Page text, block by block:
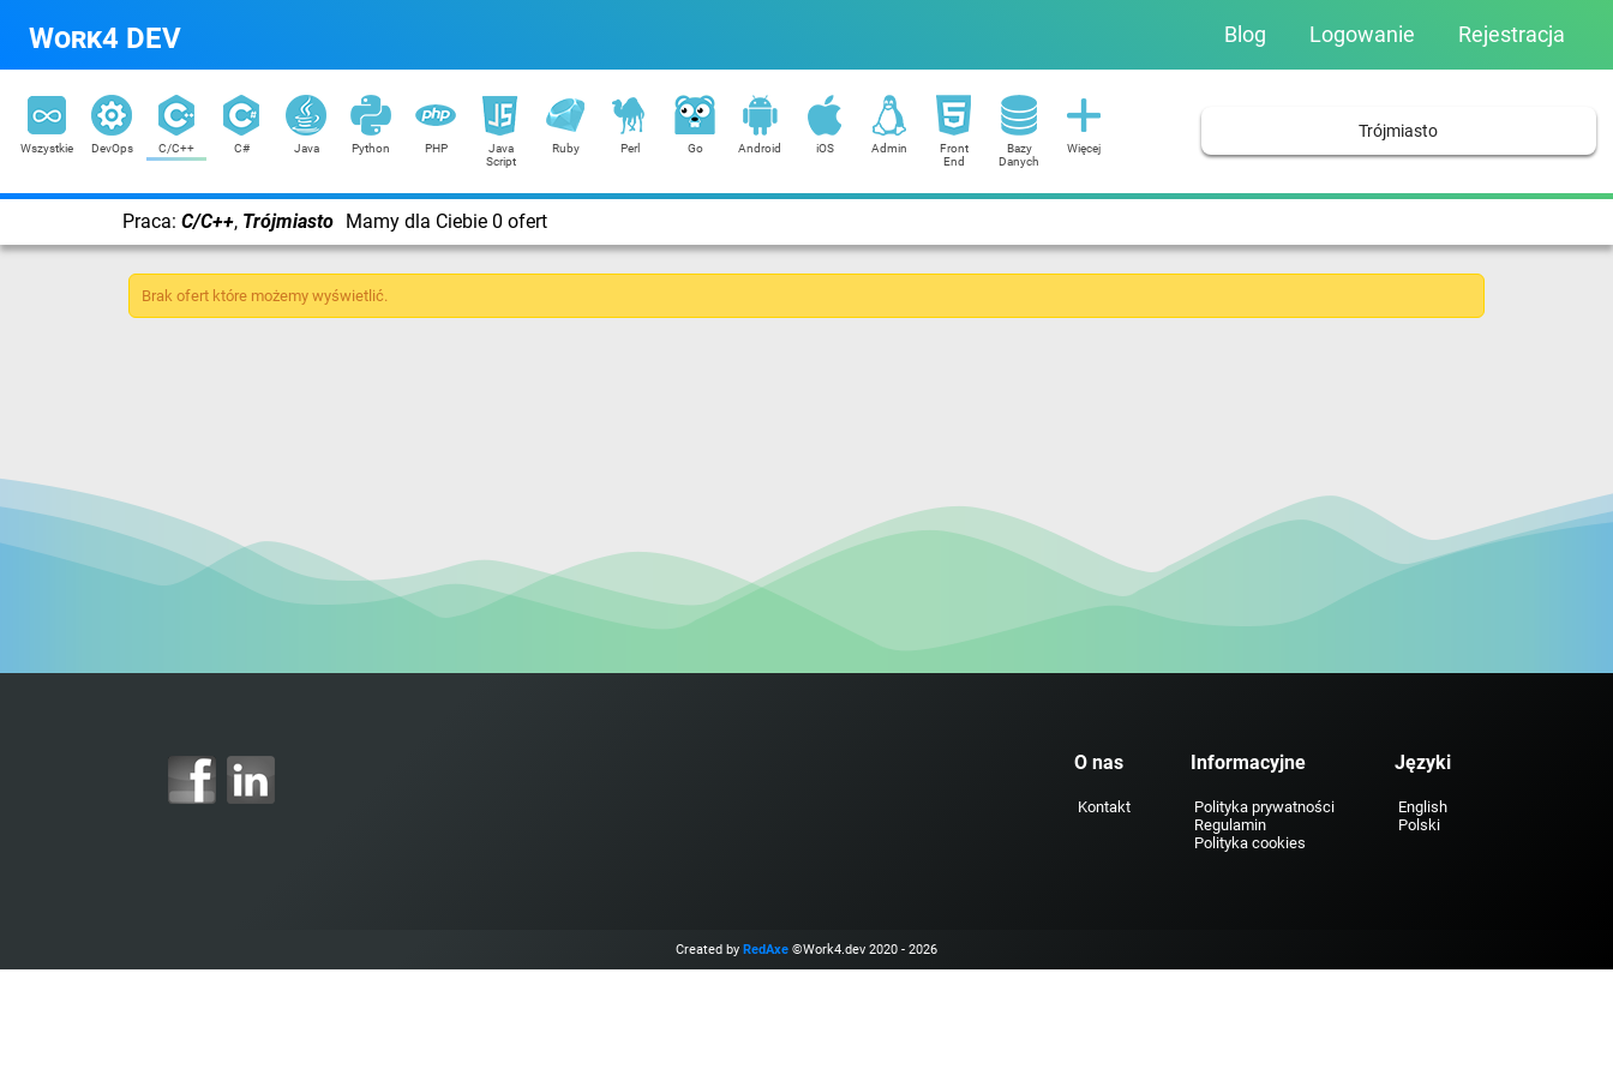
Work4 DEV Blog Logowanie Rejestracja
Wszystkie DevOps C/C++ C# Java Python PHP
Java
Script
Ruby Perl Go Android iOS Admin
Front
End
Bazy
Danych
Więcej
Trójmiasto
Praca: C/C++, Trójmiasto Mamy dla Ciebie 0 ofert
Brak ofert które możemy wyświetlić.
O nas
Kontakt
Informacyjne
Polityka prywatności
Regulamin
Polityka cookies
Języki
English
Polski
Created by RedAxe ©Work4.dev 2020 - 2026